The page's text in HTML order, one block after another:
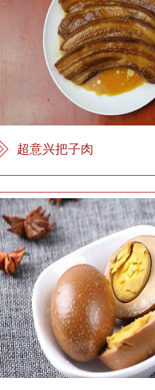
超意兴把子肉